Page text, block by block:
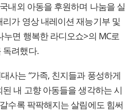
내외 아동을 후원하며 나눔을 실
가 영상 내레이션 재능기부 및
누면 행복한 라디오쇼>의 MC로
독려했다.
사는 “가족, 친지들과 풍성하게
내 고향 아동들을 생각하는 시
수록 팍팍해지는 살림에도 힘써